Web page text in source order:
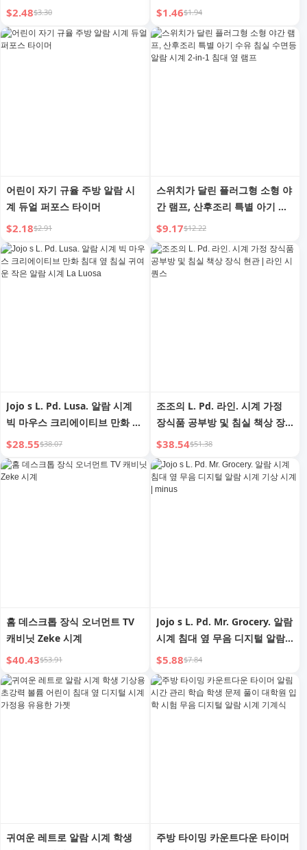
2024년 신상품 스마트 시계 타
이머
$2.48$3.30
능 학습 시간 관리자 긍정적인
카운트다운 타이머
$1.46$1.94
어린이 자기 규율 주방 알람 시
계 듀얼 퍼포스 타이머
$2.18$2.91
스위치가 달린 플러그형 소형 야
간 램프, 산후조리 특별 아기 수
유 침실 수면등 알람 시계 2-in-1
침대 옆 램프
$9.17$12.22
Jojo s L. Pd. Lusa. 알람 시계
빅 마우스 크리에이티브 만화 침
대 옆 침실 귀여운 작은 알람 시
계 La Luosa
$28.55$38.07
조조의 L. Pd. 라인. 시계 가정
장식품 공부방 및 침실 책상 장
식 현관 | 라인 시퀀스
$38.54$51.38
홈 데스크톱 장식 오너먼트 TV
캐비닛 Zeke 시계
$40.43$53.91
Jojo s L. Pd. Mr. Grocery. 알람
시계 침대 옆 무음 디지털 알람
시계 기상 시계 | minus
$5.88$7.84
귀여운 레트로 알람 시계 학생
주방 타이밍 카운트다운 타이머